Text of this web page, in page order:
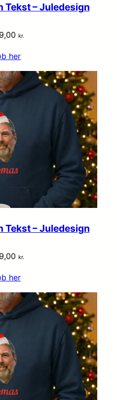
Tekst – Juledesign
kr.
her
Tekst – Juledesign
kr.
her